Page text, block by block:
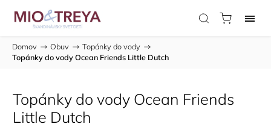
Domov / Obuv / Topánky do vody /
Topánky do vody Ocean Friends Little Dutch
Topánky do vody Ocean Friends
Little Dutch